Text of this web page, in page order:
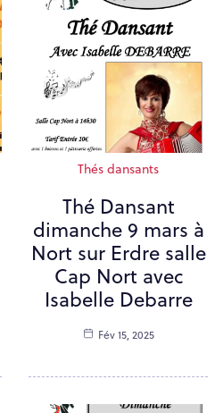
Thés dansants
Thé Dansant
dimanche 9 mars à
Nort sur Erdre salle
Cap Nort avec
Isabelle Debarre
Fév 15, 2025